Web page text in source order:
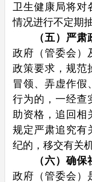
卫生健康局将对
情况进行不定期抽
（五）严肃
政府（管委会）
政策要求，规范
冒领、弄虚作假
行为的，一经查
助资格，追回相
规定严肃追究有
纪的，移交有关
（六）确保
政府（管委会）